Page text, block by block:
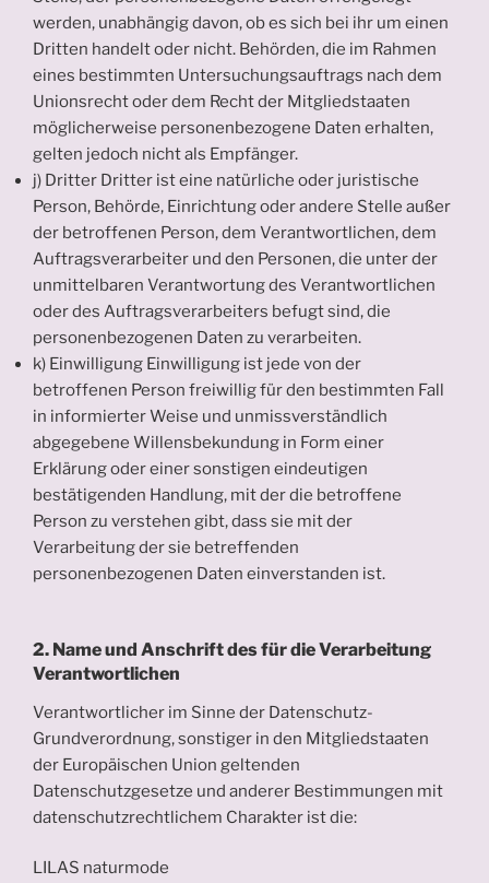
werden, unabhängig davon, ob es sich bei ihr um einen
Dritten handelt oder nicht. Behörden, die im Rahmen
eines bestimmten Untersuchungsauftrags nach dem
Unionsrecht oder dem Recht der Mitgliedstaaten
möglicherweise personenbezogene Daten erhalten,
gelten jedoch nicht als Empfänger.
j) Dritter Dritter ist eine natürliche oder juristische
Person, Behörde, Einrichtung oder andere Stelle außer
der betroffenen Person, dem Verantwortlichen, dem
Auftragsverarbeiter und den Personen, die unter der
unmittelbaren Verantwortung des Verantwortlichen
oder des Auftragsverarbeiters befugt sind, die
personenbezogenen Daten zu verarbeiten.
k) Einwilligung Einwilligung ist jede von der
betroffenen Person freiwillig für den bestimmten Fall
in informierter Weise und unmissverständlich
abgegebene Willensbekundung in Form einer
Erklärung oder einer sonstigen eindeutigen
bestätigenden Handlung, mit der die betroffene
Person zu verstehen gibt, dass sie mit der
Verarbeitung der sie betreffenden
personenbezogenen Daten einverstanden ist.
2. Name und Anschrift des für die Verarbeitung
Verantwortlichen
Verantwortlicher im Sinne der Datenschutz-
Grundverordnung, sonstiger in den Mitgliedstaaten
der Europäischen Union geltenden
Datenschutzgesetze und anderer Bestimmungen mit
datenschutzrechtlichem Charakter ist die:
LILAS naturmode